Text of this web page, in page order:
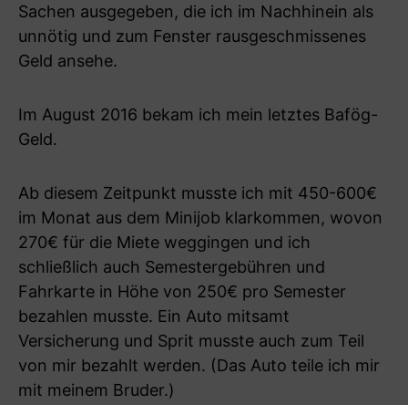
Sachen ausgegeben, die ich im Nachhinein als
unnötig und zum Fenster rausgeschmissenes
Geld ansehe.
Im August 2016 bekam ich mein letztes Bafög-
Geld.
Ab diesem Zeitpunkt musste ich mit 450-600€
im Monat aus dem Minijob klarkommen, wovon
270€ für die Miete weggingen und ich
schließlich auch Semestergebühren und
Fahrkarte in Höhe von 250€ pro Semester
bezahlen musste. Ein Auto mitsamt
Versicherung und Sprit musste auch zum Teil
von mir bezahlt werden. (Das Auto teile ich mir
mit meinem Bruder.)